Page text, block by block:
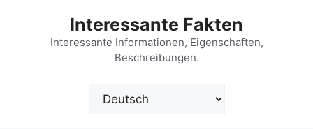
Interessante Fakten
Interessante Informationen, Eigenschaften,
Beschreibungen.
Sprache
auswählen